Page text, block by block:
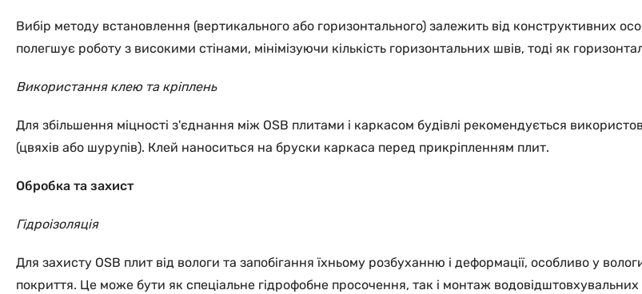
Вибір методу встановлення (вертикального або горизонтального) залежить від конструктивних
полегшує роботу з високими стінами, мінімізуючи кількість горизонтальних швів, тоді як
Використання клею та кріплень
Для збільшення міцності з'єднання між OSB плитами і каркасом будівлі рекомендується
(цвяхів або шурупів). Клей наноситься на бруски каркаса перед прикріпленням плит.
Обробка та захист
Гідроізоляція
Для захисту OSB плит від вологи та запобігання їхньому розбуханню і деформації, особливо у
покриття. Це може бути як спеціальне гідрофобне просочення, так і монтаж водовідштовхувальних